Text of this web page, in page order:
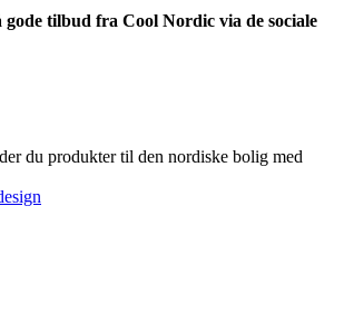
tilbud fra Cool Nordic via de sociale
du produkter til den nordiske bolig med